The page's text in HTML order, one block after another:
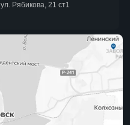
ул. Рябикова, 21 ст1